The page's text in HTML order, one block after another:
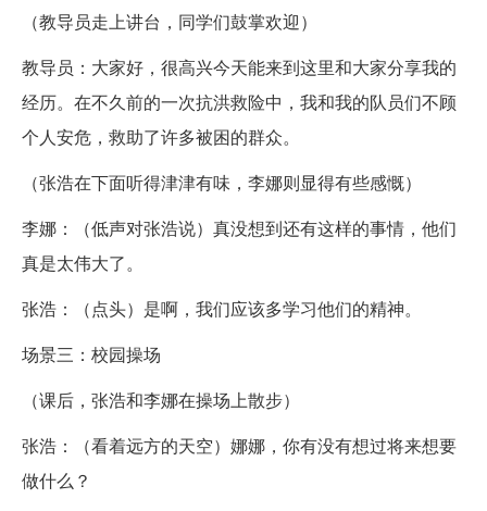
（教导员走上讲台，同学们鼓掌欢迎）
教导员：大家好，很高兴今天能来到这里和大家分享我的
经历。在不久前的一次抗洪救险中，我和我的队员们不顾
个人安危，救助了许多被困的群众。
（张浩在下面听得津津有味，李娜则显得有些感慨）
李娜：（低声对张浩说）真没想到还有这样的事情，他们
真是太伟大了。
张浩：（点头）是啊，我们应该多学习他们的精神。
场景三：校园操场
（课后，张浩和李娜在操场上散步）
张浩：（看着远方的天空）娜娜，你有没有想过将来想要
做什么？